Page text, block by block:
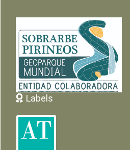
Labels